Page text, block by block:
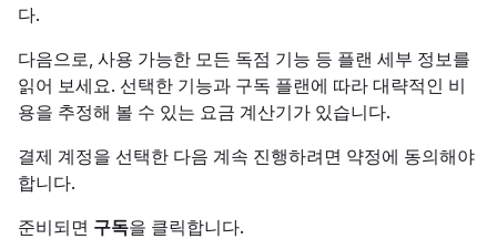
다.
다음으로, 사용 가능한 모든 독점 기능 등 플랜 세부 정보를
읽어 보세요. 선택한 기능과 구독 플랜에 따라 대략적인 비
용을 추정해 볼 수 있는 요금 계산기가 있습니다.
결제 계정을 선택한 다음 계속 진행하려면 약정에 동의해야
합니다.
준비되면 구독을 클릭합니다.